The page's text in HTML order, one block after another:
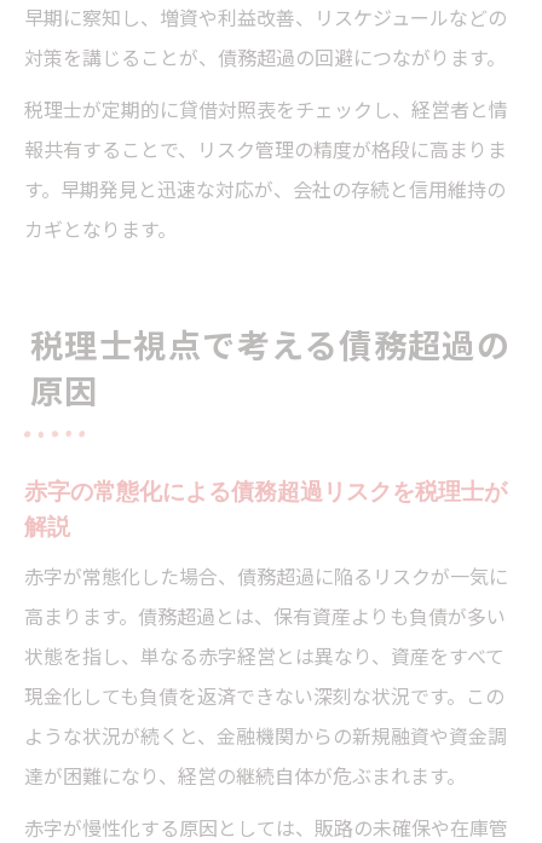
早期に察知し、増資や利益改善、リスケジュールなどの
対策を講じることが、債務超過の回避につながります。
税理士が定期的に貸借対照表をチェックし、経営者と情
報共有することで、リスク管理の精度が格段に高まりま
す。早期発見と迅速な対応が、会社の存続と信用維持の
カギとなります。
税理士視点で考える債務超過の
原因
赤字の常態化による債務超過リスクを税理士が
解説
赤字が常態化した場合、債務超過に陥るリスクが一気に
高まります。債務超過とは、保有資産よりも負債が多い
状態を指し、単なる赤字経営とは異なり、資産をすべて
現金化しても負債を返済できない深刻な状況です。この
ような状況が続くと、金融機関からの新規融資や資金調
達が困難になり、経営の継続自体が危ぶまれます。
赤字が慢性化する原因としては、販路の未確保や在庫管